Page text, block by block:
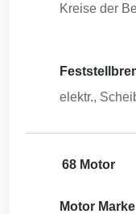
Kreise der
elektr.,
68 Motor
Motor Marke